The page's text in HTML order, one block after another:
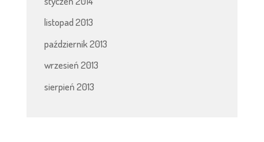
listopad 2013
październik 2013
wrzesień 2013
sierpień 2013